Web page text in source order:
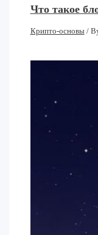
Что такое
Крипто-основы/